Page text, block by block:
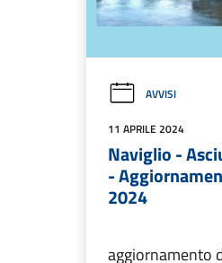
AVVISI
11 APRILE 2024
Naviglio -
-
2024
aggiornamento